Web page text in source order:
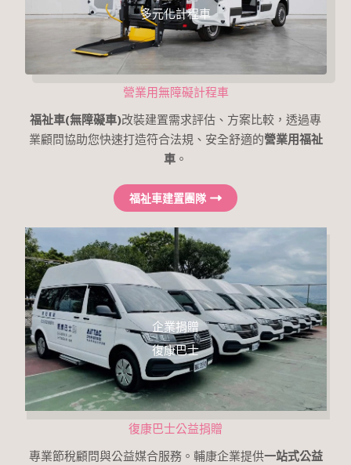
多元化計程車
營業用無障礙計程車
福祉車(無障礙車)改裝建置需求評估、方案比較，透過專
業顧問協助您快速打造符合法規、安全舒適的營業用福祉
車 。
福祉車建置團隊
企業捐贈
復康巴士
復康巴士公益捐贈
專業節稅顧問與公益媒合服務。輔康企業提供一站式公益